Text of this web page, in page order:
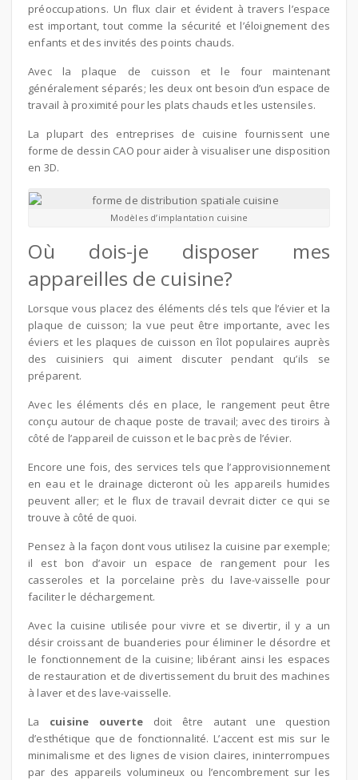
préoccupations. Un flux clair et évident à travers l’espace
est important, tout comme la sécurité et l’éloignement des
enfants et des invités des points chauds.
Avec la plaque de cuisson et le four maintenant
généralement séparés; les deux ont besoin d’un espace de
travail à proximité pour les plats chauds et les ustensiles.
La plupart des entreprises de cuisine fournissent une
forme de dessin CAO pour aider à visualiser une disposition
en 3D.
Modèles d’implantation cuisine
Où dois-je disposer mes
appareilles de cuisine?
Lorsque vous placez des éléments clés tels que l’évier et la
plaque de cuisson; la vue peut être importante, avec les
éviers et les plaques de cuisson en îlot populaires auprès
des cuisiniers qui aiment discuter pendant qu’ils se
préparent.
Avec les éléments clés en place, le rangement peut être
conçu autour de chaque poste de travail; avec des tiroirs à
côté de l’appareil de cuisson et le bac près de l’évier.
Encore une fois, des services tels que l’approvisionnement
en eau et le drainage dicteront où les appareils humides
peuvent aller; et le flux de travail devrait dicter ce qui se
trouve à côté de quoi.
Pensez à la façon dont vous utilisez la cuisine par exemple;
il est bon d’avoir un espace de rangement pour les
casseroles et la porcelaine près du lave-vaisselle pour
faciliter le déchargement.
Avec la cuisine utilisée pour vivre et se divertir, il y a un
désir croissant de buanderies pour éliminer le désordre et
le fonctionnement de la cuisine; libérant ainsi les espaces
de restauration et de divertissement du bruit des machines
à laver et des lave-vaisselle.
La cuisine ouverte doit être autant une question
d’esthétique que de fonctionnalité. L’accent est mis sur le
minimalisme et des lignes de vision claires, ininterrompues
par des appareils volumineux ou l’encombrement sur les